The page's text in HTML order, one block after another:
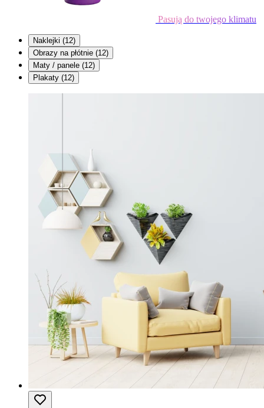
Pasują do twojego klimatu
Naklejki (12)
Obrazy na płótnie (12)
Maty / panele (12)
Plakaty (12)